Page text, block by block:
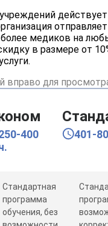
медиков на
в размере от
вправо для
400
401-
Стандартная
программа
обучения, без